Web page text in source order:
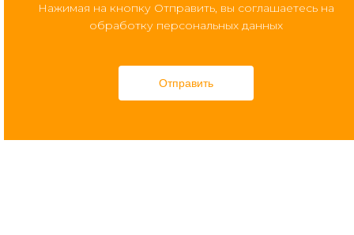
Нажимая на кнопку Отправить, вы соглашаетесь на
обработку персональных данных